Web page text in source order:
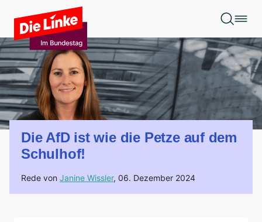
Zum Hauptinhalt springen
Die AfD ist wie die Petze auf dem
Schulhof!
Rede von Janine Wissler, 06. Dezember 2024